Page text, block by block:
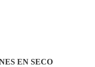
EN SECO